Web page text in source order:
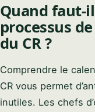
Quand faut-
processus
du CR ?
Comprendre le
CR vous permet
inutiles. Les chefs